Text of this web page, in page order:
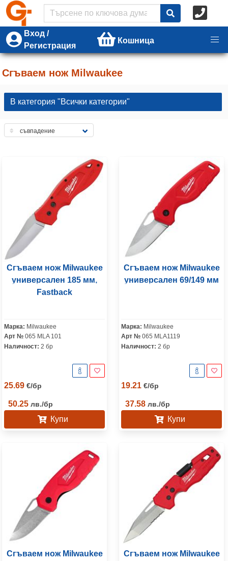
Вход /
Регистрация
Кошница
Сгъваем нож Milwaukee
В категория "Всички категории"
Сгъваем нож Milwaukee
универсален 185 мм,
Fastback
Марка: Milwaukee
Арт № 065 MLA 101
Наличност: 2 бр
25.69 €/бр
50.25 лв./бр
Купи
Сгъваем нож Milwaukee
универсален 69/149 мм
Марка: Milwaukee
Арт № 065 MLA1119
Наличност: 2 бр
19.21 €/бр
37.58 лв./бр
Купи
Сгъваем нож Milwaukee
Сгъваем нож Milwaukee